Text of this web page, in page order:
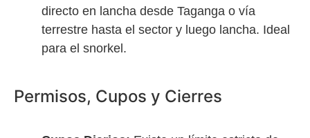
directo en lancha desde Taganga o vía
terrestre hasta el sector y luego lancha. Ideal
para el snorkel.
Permisos, Cupos y Cierres